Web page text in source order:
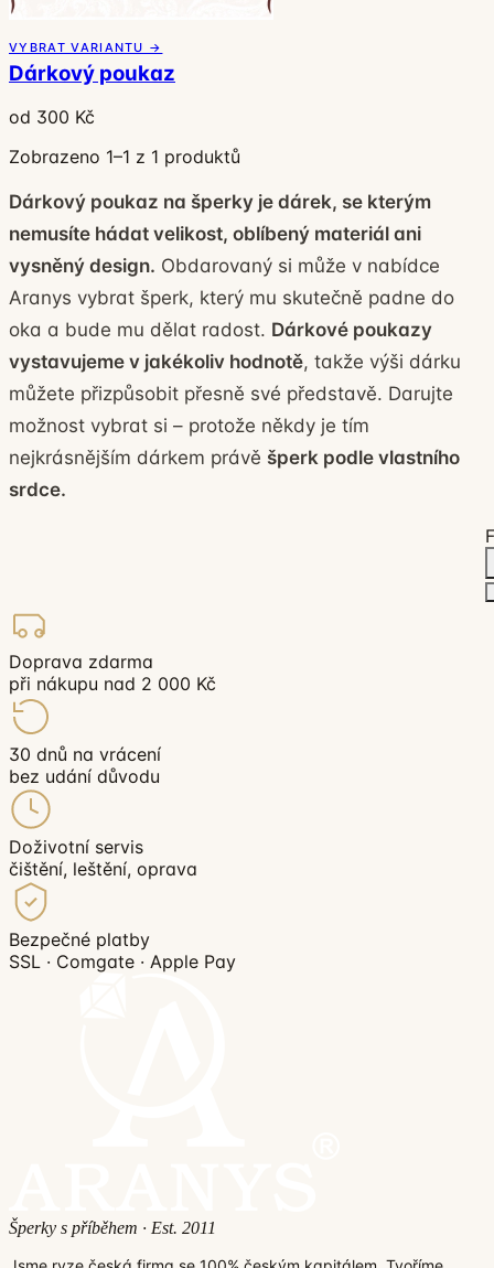
VYBRAT VARIANTU →
Dárkový poukaz
od 300 Kč
Zobrazeno 1–1 z 1 produktů
Dárkový poukaz na šperky je dárek, se kterým
nemusíte hádat velikost, oblíbený materiál ani
vysněný design. Obdarovaný si může v nabídce
Aranys vybrat šperk, který mu skutečně padne do
oka a bude mu dělat radost. Dárkové poukazy
vystavujeme v jakékoliv hodnotě, takže výši dárku
můžete přizpůsobit přesně své představě. Darujte
možnost vybrat si – protože někdy je tím
nejkrásnějším dárkem právě šperk podle vlastního
srdce.
Doprava zdarma
při nákupu nad 2 000 Kč
30 dnů na vrácení
bez udání důvodu
Doživotní servis
čištění, leštění, oprava
Bezpečné platby
SSL · Comgate · Apple Pay
Šperky s příběhem · Est. 2011